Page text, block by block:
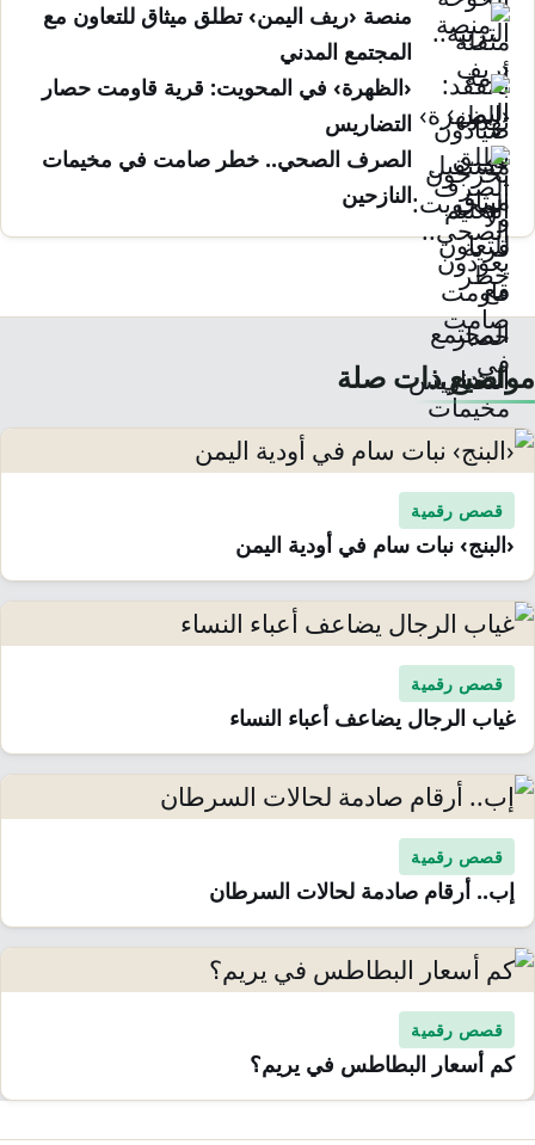
منصة ‹ريف اليمن› تطلق ميثاق للتعاون مع
المجتمع المدني
‹الظهرة› في المحويت: قرية قاومت حصار
التضاريس
الصرف الصحي.. خطر صامت في مخيمات
النازحين
مواضيع ذات صلة
قصص رقمية
‹البنج› نبات سام في أودية اليمن
قصص رقمية
غياب الرجال يضاعف أعباء النساء
قصص رقمية
إب.. أرقام صادمة لحالات السرطان
قصص رقمية
كم أسعار البطاطس في يريم؟